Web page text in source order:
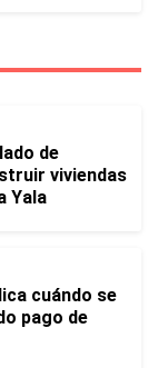
de
viviendas
Yala
cuándo se
pago de